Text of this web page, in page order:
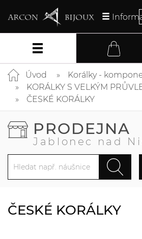
Úvod
Korálky -
KORÁLKY S VELKÝM
ČESKÉ KORÁLKY
PRODEJNA
Jablonec nad
ČESKÉ KORÁLKY